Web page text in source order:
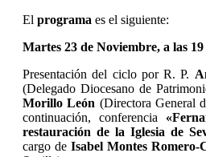
El programa es el siguiente:
Martes 23 de Noviembre, a las
Presentación del ciclo por R. P.
(Delegado Diocesano de
Morillo León (Directora General
continuación, conferencia
restauración de la Iglesia de
cargo de Isabel Montes Romero-